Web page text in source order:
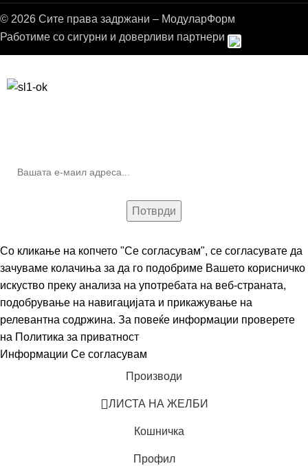
© 2026 Сите права задржани – МодуларФорм
Работиме со сигурни и доверливи партнери
Со кликање на копчето "Се согласувам", се согласувате да
зачуваме колачиња за да го подобриме Вашето корисничко
искуство преку анализа на употребата на веб-страната,
подобрување на навигацијата и прикажување на
релевантна содржина. За повеќе информации проверете
на Политика за приватност
Информации Се согласувам
Производи
ЛИСТА НА ЖЕЛБИ
Кошничка
Профил